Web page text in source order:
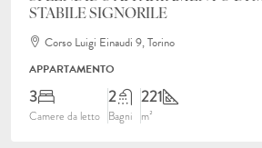
STABILE SIGNORILE
Corso Luigi Einaudi 9, Torino
APPARTAMENTO
3
Camere da letto
2
Bagni
221
m²